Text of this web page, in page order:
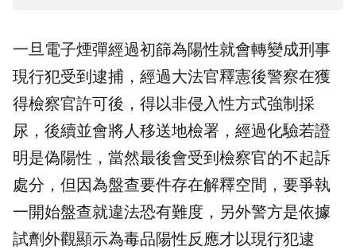
一旦電子煙彈經過初篩為陽性就會轉變成刑事
現行犯受到逮捕，經過大法官釋憲後警察在獲
得檢察官許可後，得以非侵入性方式強制採
尿，後續並會將人移送地檢署，經過化驗若證
明是偽陽性，當然最後會受到檢察官的不起訴
處分，但因為盤查要件存在解釋空間，要爭執
一開始盤查就違法恐有難度，另外警方是依據
試劑外觀顯示為毒品陽性反應才以現行犯逮